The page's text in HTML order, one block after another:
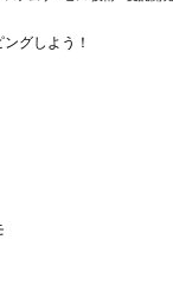
グしよう！